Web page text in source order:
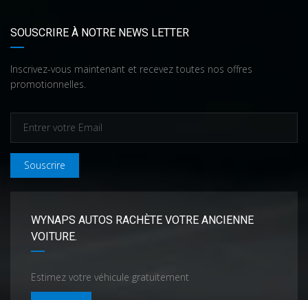
SOUSCRIRE À NOTRE NEWS LETTER
Inscrivez-vous maintenant et recevez toutes nos offres
promotionnelles.
Souscrire
WYNAPS AUTOS RACHÈTE VOTRE ANCIENNE
VOITURE.
Estimez votre véhicule gratuitement